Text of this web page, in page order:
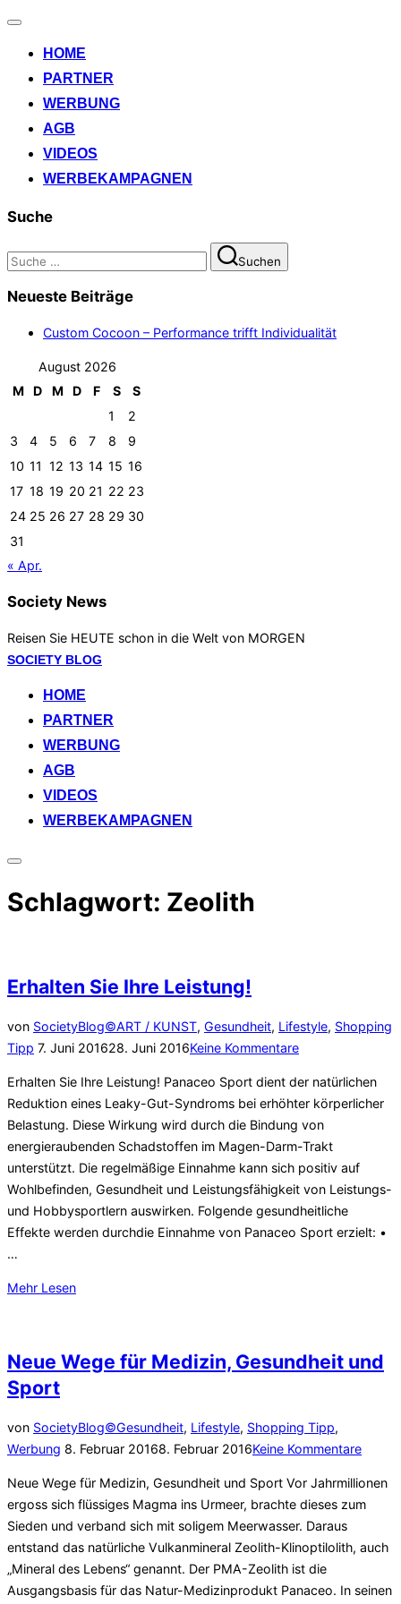
Navigation
HOME
PARTNER
WERBUNG
AGB
VIDEOS
WERBEKAMPAGNEN
Suche
Suchen
nach:
Suchen
Neueste Beiträge
Custom Cocoon – Performance trifft Individualität
August 2026
M
D M D F S
S
1
2
3
4 5 6 7 8
9
10 11 12 13 14 15 16
17 18 19 20 21 22 23
24 25 26 27 28 29 30
31
« Apr.
Society News
Reisen Sie HEUTE schon in die Welt von MORGEN
Zum
springen
SOCIETY BLOG
HOME
PARTNER
WERBUNG
AGB
VIDEOS
WERBEKAMPAGNEN
Seitenleiste
Navigation
umschalten
Schlagwort: Zeolith
Erhalten Sie Ihre Leistung!
von SocietyBlog©ART / KUNST, Gesundheit, Lifestyle, Shopping
Tipp Veröffentlicht
7. Juni 201628. Juni 2016Keine Kommentare
Erhalten Sie Ihre Leistung! Panaceo Sport dient der natürlichen
Reduktion eines Leaky-Gut-Syndroms bei erhöhter körperlicher
Belastung. Diese Wirkung wird durch die Bindung von
energieraubenden Schadstoffen im Magen-Darm-Trakt
unterstützt. Die regelmäßige Einnahme kann sich positiv auf
Wohlbefinden, Gesundheit und Leistungsfähigkeit von Leistungs-
und Hobbysportlern auswirken. Folgende gesundheitliche
Effekte werden durchdie Einnahme von Panaceo Sport erzielt: •
…
Mehr über
Ihre
Leistung!“
Lesen
Neue Wege für Medizin, Gesundheit und
Sport
von SocietyBlog©Gesundheit, Lifestyle, Shopping Tipp,
Werbung Veröffentlicht
8. Februar 20168. Februar 2016Keine Kommentare
Neue Wege für Medizin, Gesundheit und Sport Vor Jahrmillionen
ergoss sich flüssiges Magma ins Urmeer, brachte dieses zum
Sieden und verband sich mit soligem Meerwasser. Daraus
entstand das natürliche Vulkanmineral Zeolith-Klinoptilolith, auch
„Mineral des Lebens“ genannt. Der PMA-Zeolith ist die
Ausgangsbasis für das Natur-Medizinprodukt Panaceo. In seinen